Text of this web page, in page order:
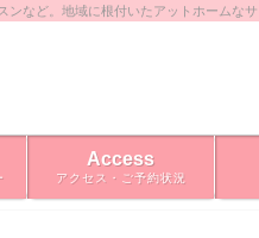
など。地域に根付いたアットホームなサ
Access
アクセス・ご予約状況